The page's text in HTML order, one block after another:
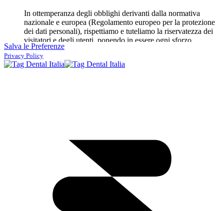
In ottemperanza degli obblighi derivanti dalla normativa
nazionale e europea (Regolamento europeo per la protezione
dei dati personali), rispettiamo e tuteliamo la riservatezza dei
visitatori e degli utenti, ponendo in essere ogni sforzo
possibile e proporzionato per non ledere i diritti degli utenti.
Non pubblichiamo annunci pubblicitari, non usiamo dati
, i quali sono impostati in modo da non inviare
cookie (e quindi non raccogliere dati) fino a quando l'utente
non avvia il video. Potete osservare, infatti, che al posto del
video c'è solo un segnaposto (
). Il sito usa anche
per semplificare la condivisione degli articoli
sui social network. Tali plugin sono configurati in modo che
inviino cookie (e quindi eventualmente raccolgano dati) solo
dopo che l'utente ha cliccato sul plugin.
Salva le Preferenze
Privacy Policy